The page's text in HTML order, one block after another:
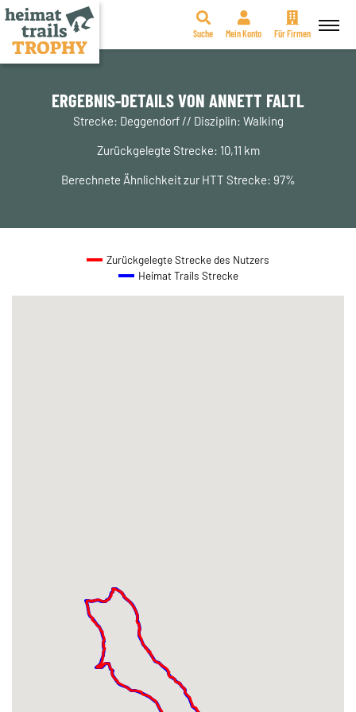
Zum
Suche Mein Konto Für Firmen
ERGEBNIS-DETAILS VON ANNETT FALTL
Strecke: Deggendorf // Disziplin: Walking
Zurückgelegte Strecke: 10,11 km
Berechnete Ähnlichkeit zur HTT Strecke: 97%
Zurückgelegte Strecke des Nutzers
Heimat Trails Strecke